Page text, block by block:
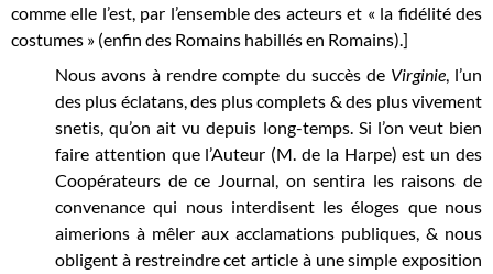
comme elle l’est, par l’ensemble des acteurs et « la fidélité des
costumes » (enfin des Romains habillés en Romains).]
Nous avons à rendre compte du succès de Virginie, l’un
des plus éclatans, des plus complets & des plus vivement
snetis, qu’on ait vu depuis long-temps. Si l’on veut bien
faire attention que l’Auteur (M. de la Harpe) est un des
Coopérateurs de ce Journal, on sentira les raisons de
convenance qui nous interdisent les éloges que nous
aimerions à mêler aux acclamations publiques, & nous
obligent à restreindre cet article à une simple exposition